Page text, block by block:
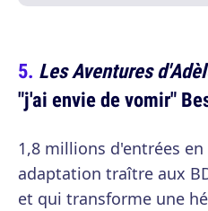
Les Aventures
"j'ai envie de vomir"
1,8 millions d'entrées
adaptation traître aux
et qui transforme une